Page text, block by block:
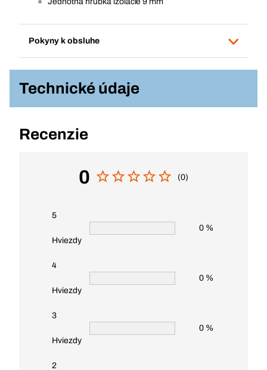
Pokyny k obsluhe
Technické údaje
Recenzie
0 (0)
5
Hviezdy
0 %
4
Hviezdy
0 %
3
Hviezdy
0 %
2